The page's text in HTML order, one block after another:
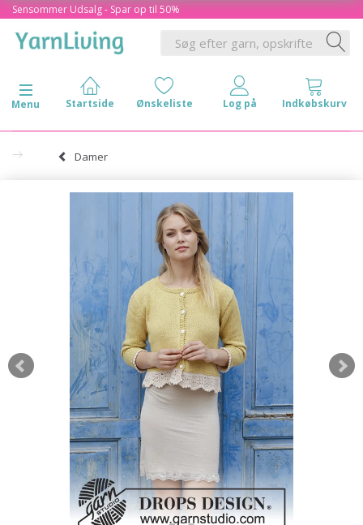
Sensommer Udsalg - Spar op til 50%
Skifte navigation
Menu
Damer